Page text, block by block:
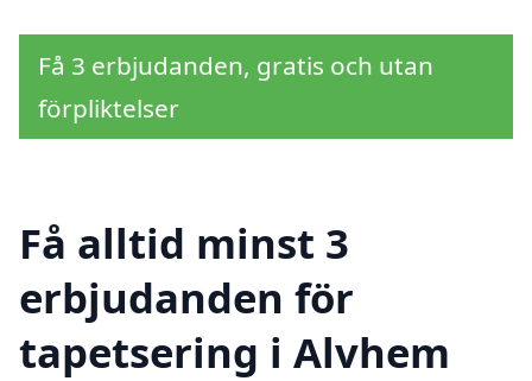
Få 3 erbjudanden, gratis och utan
förpliktelser
Få alltid minst 3
erbjudanden för
tapetsering i Alvhem